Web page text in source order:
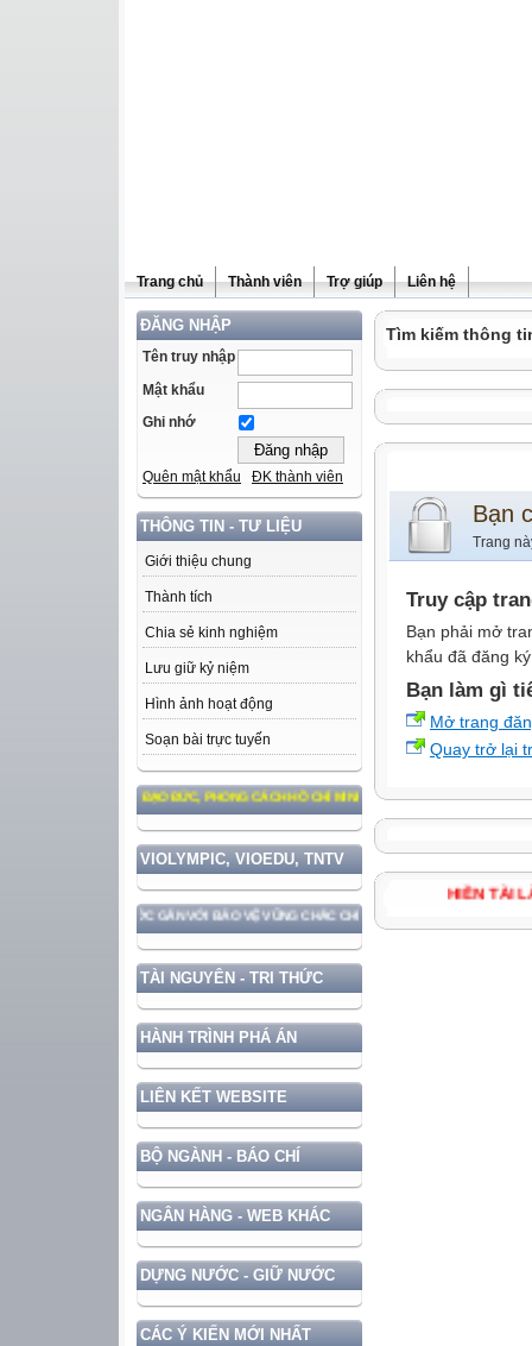
Trang chủ Thành viên Trợ giúp Liên hệ
ĐĂNG NHẬP
Tên truy nhập
Mật khẩu
Ghi nhớ
Quên mật khẩu ĐK thành viên
THÔNG TIN - TƯ LIỆU
Giới thiệu chung
Thành tích
Chia sẻ kinh nghiệm
Lưu giữ kỷ niệm
Hình ảnh hoạt động
Soạn bài trực tuyến
THEO TƯ TƯỞNG, ĐẠO ĐỨC, PHONG CÁCH HỒ CHÍ MINH
VIOLYMPIC, VIOEDU, TNTV
TRIỂN ĐẤT NƯỚC GẮN VỚI BẢO VỆ VỮNG CHẮC CHỦ QUYỀN VÀ ĐỘC LẬP DÂN TỘC!
TÀI NGUYÊN - TRI THỨC
HÀNH TRÌNH PHÁ ÁN
LIÊN KẾT WEBSITE
BỘ NGÀNH - BÁO CHÍ
NGÂN HÀNG - WEB KHÁC
DỰNG NƯỚC - GIỮ NƯỚC
CÁC Ý KIẾN MỚI NHẤT
Tìm kiếm thông
Bạn
Trang
Truy cập
Bạn phải mở
khẩu đã đăng
Bạn làm gì
Mở trang
Quay trở lại
HIỀN